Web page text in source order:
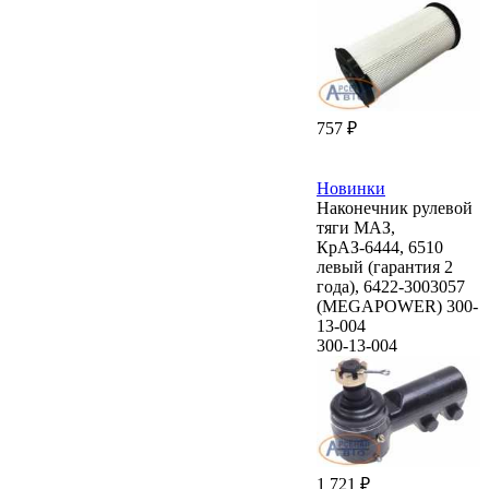
757 ₽
Новинки
Наконечник рулевой
тяги МАЗ,
КрАЗ-6444, 6510
левый (гарантия 2
года), 6422-3003057
(MEGAPOWER) 300-
13-004
300-13-004
1 721 ₽